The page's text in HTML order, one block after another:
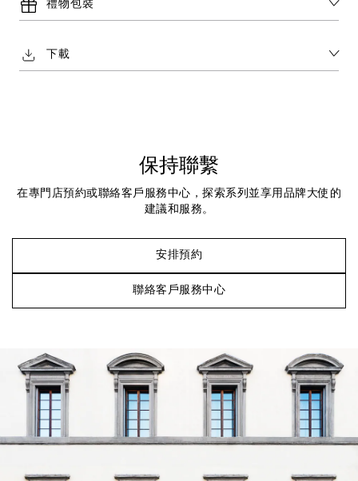
禮物包裝
下載
保持聯繫
在專門店預約或聯絡客戶服務中心，探索系列並享用品牌大使的
建議和服務。
安排預約
聯絡客戶服務中心